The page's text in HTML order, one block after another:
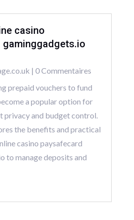
casino
gaminggadgets.io
| 0 Commentaires
prepaid vouchers to fund
a popular option for
privacy and budget control.
the benefits and practical
casino paysafecard
to manage deposits and